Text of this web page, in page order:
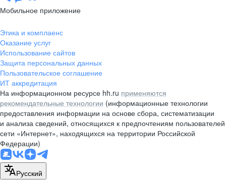
10 этаж, помещение 45-1
pr@rabota.by
Алматы
пр. Абая, д. 151, БЦ Алатау,
12 этаж, офис 1209
+7 727 232-13-13
pr@headhunter.com.kz
Мобильное приложение
Этика и комплаенс
Оказание услуг
Использование сайтов
Защита персональных данных
Пользовательское соглашение
ИТ аккредитация
На информационном ресурсе hh.ru применяются
рекомендательные технологии (информационные технологии
предоставления информации на основе сбора, систематизации
и анализа сведений, относящихся к предпочтениям пользователей
сети «Интернет», находящихся на территории Российской
Федерации)
Русский